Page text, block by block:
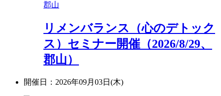
郡山
リメンバランス（心のデトック
ス）セミナー開催（2026/8/29、
郡山）
開催日：2026年09月03日(木)